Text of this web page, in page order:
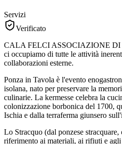
Servizi
Verificato
CALA FELCI ASSOCIAZIONE
ci occupiamo di tutte le attività
collaborazioni esterne.
Ponza in Tavola è l'evento
isolana, nato per preservare la
culinarie. La kermesse celebra la
colonizzazione borbonica del 1700,
Ischia e dalla terraferma giunsero
Lo Stracquo (dal ponzese
riferimento ai materiali, ai rifiuti e